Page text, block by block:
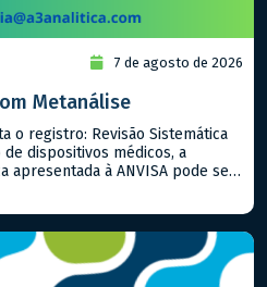
7 de agosto de 2026
Metanálise
o registro: Revisão Sistemática
dispositivos médicos, a
apresentada à ANVISA pode ser